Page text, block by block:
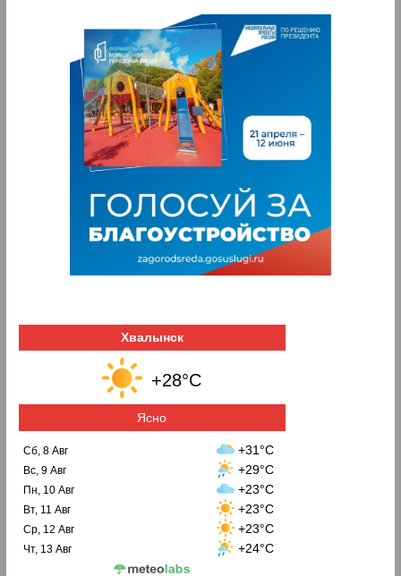
Хвалынск
+28°C
Ясно
Сб, 8 Авг +31°C
Вс, 9 Авг +29°C
Пн, 10 Авг +23°C
Вт, 11 Авг +23°C
Ср, 12 Авг +23°C
Чт, 13 Авг +24°C